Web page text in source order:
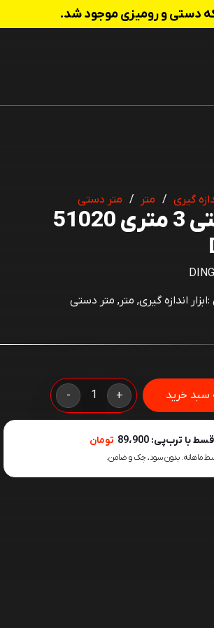
دستی و رومیزی موجود شد.
گیری / متر / متر دستی
متر دستی 3 متری 51020
:ابزار اندازه گیری, متر, متر دستی
متر
دستی
متری
51020
+
- سبد خرید
با ترب‌پی:89،900 تومان